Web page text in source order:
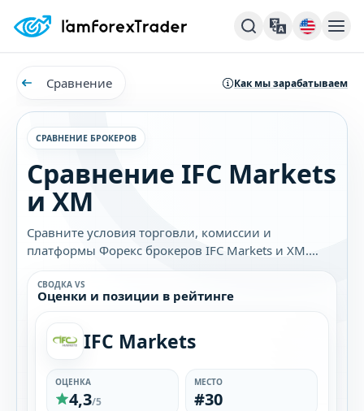
Сравнение Как мы зарабатываем
СРАВНЕНИЕ БРОКЕРОВ
Сравнение IFC Markets
и XM
Сравните условия торговли, комиссии и
платформы Форекс брокеров IFC Markets и XM.
Узнайте, какой брокер лучше подходит именно
вам.
СВОДКА VS
Оценки и позиции в рейтинге
IFC Markets
ОЦЕНКА
4,3/5
МЕСТО
#30